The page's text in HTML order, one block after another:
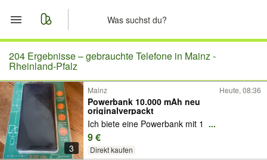
Start
Merkliste
Nachrichten
Anzeige aufgeben
204 Ergebnisse –gebrauchte Telefone in Mainz -
Rheinland-Pfalz
3
Mainz Heute, 08:36
Powerbank 10.000 mAh neu
originalverpackt
Ich biete eine Powerbank mit 1 ...
9 €
Direkt kaufen